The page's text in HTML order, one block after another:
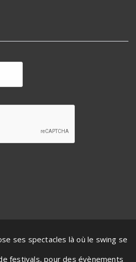
ses spectacles là où le swing se
festivals, pour des évènements